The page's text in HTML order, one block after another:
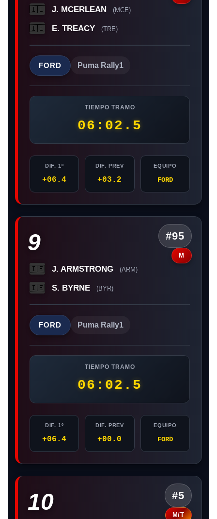
🇮🇪 J. MCERLEAN (MCE)
🇮🇪 E. TREACY (TRE)
FORD Puma Rally1
TIEMPO TRAMO
06:02.5
DIF. 1º
+06.4
DIF. PREV
+03.2
EQUIPO
FORD
9 #95
M
🇮🇪 J. ARMSTRONG (ARM)
🇮🇪 S. BYRNE (BYR)
FORD Puma Rally1
TIEMPO TRAMO
06:02.5
DIF. 1º
+06.4
DIF. PREV
+00.0
EQUIPO
FORD
10 #5
M/T